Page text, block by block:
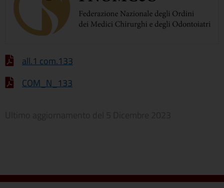
all.1 com.133
COM_N_133